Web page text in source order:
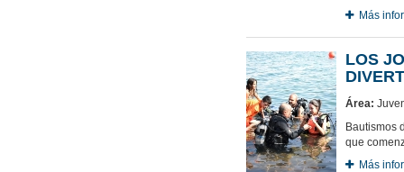
Más
LOS
Área:
Bautismos
que
Más